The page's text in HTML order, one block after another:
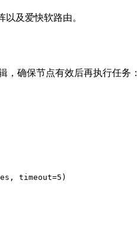
及爱快软路由。
，确保节点有效后再执行任务：
timeout=5)